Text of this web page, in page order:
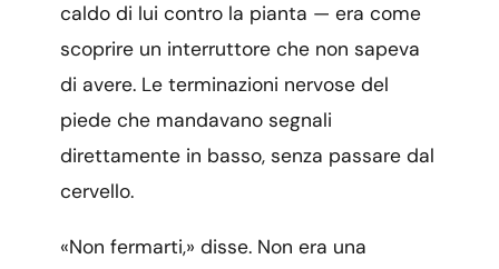
caldo di lui contro la pianta — era come
scoprire un interruttore che non sapeva
di avere. Le terminazioni nervose del
piede che mandavano segnali
direttamente in basso, senza passare dal
cervello.
«Non fermarti,» disse. Non era una